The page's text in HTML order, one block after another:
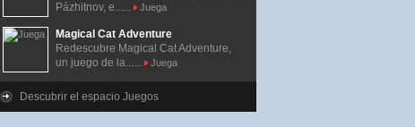
Pázhitnov, e......
Juega
Magical Cat Adventure
Redescubre Magical Cat Adventure,
un juego de la......
Juega
Descubrir el espacio Juegos